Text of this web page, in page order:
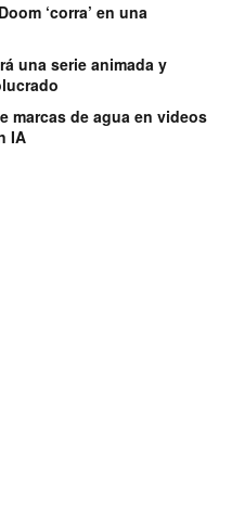
‘corra’ en una
una serie animada y
marcas de agua en videos
IA